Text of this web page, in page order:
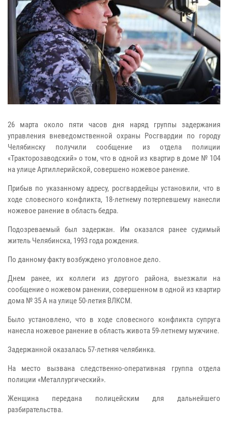
26 марта около пяти часов дня наряд группы задержания
управления вневедомственной охраны Росгвардии по городу
Челябинску получили сообщение из отдела полиции
«Тракторозаводский» о том, что в одной из квартир в доме № 104
на улице Артиллерийской, совершено ножевое ранение.
Прибыв по указанному адресу, росгвардейцы установили, что в
ходе словесного конфликта, 18-летнему потерпевшему нанесли
ножевое ранение в область бедра.
Подозреваемый был задержан. Им оказался ранее судимый
житель Челябинска, 1993 года рождения.
По данному факту возбуждено уголовное дело.
Днем ранее, их коллеги из другого района, выезжали на
сообщение о ножевом ранении, совершенном в одной из квартир
дома № 35 А на улице 50-летия ВЛКСМ.
Было установлено, что в ходе словесного конфликта супруга
нанесла ножевое ранение в область живота 59-летнему мужчине.
Задержанной оказалась 57-летняя челябинка.
На место вызвана следственно-оперативная группа отдела
полиции «Металлургический».
Женщина передана полицейским для дальнейшего
разбирательства.